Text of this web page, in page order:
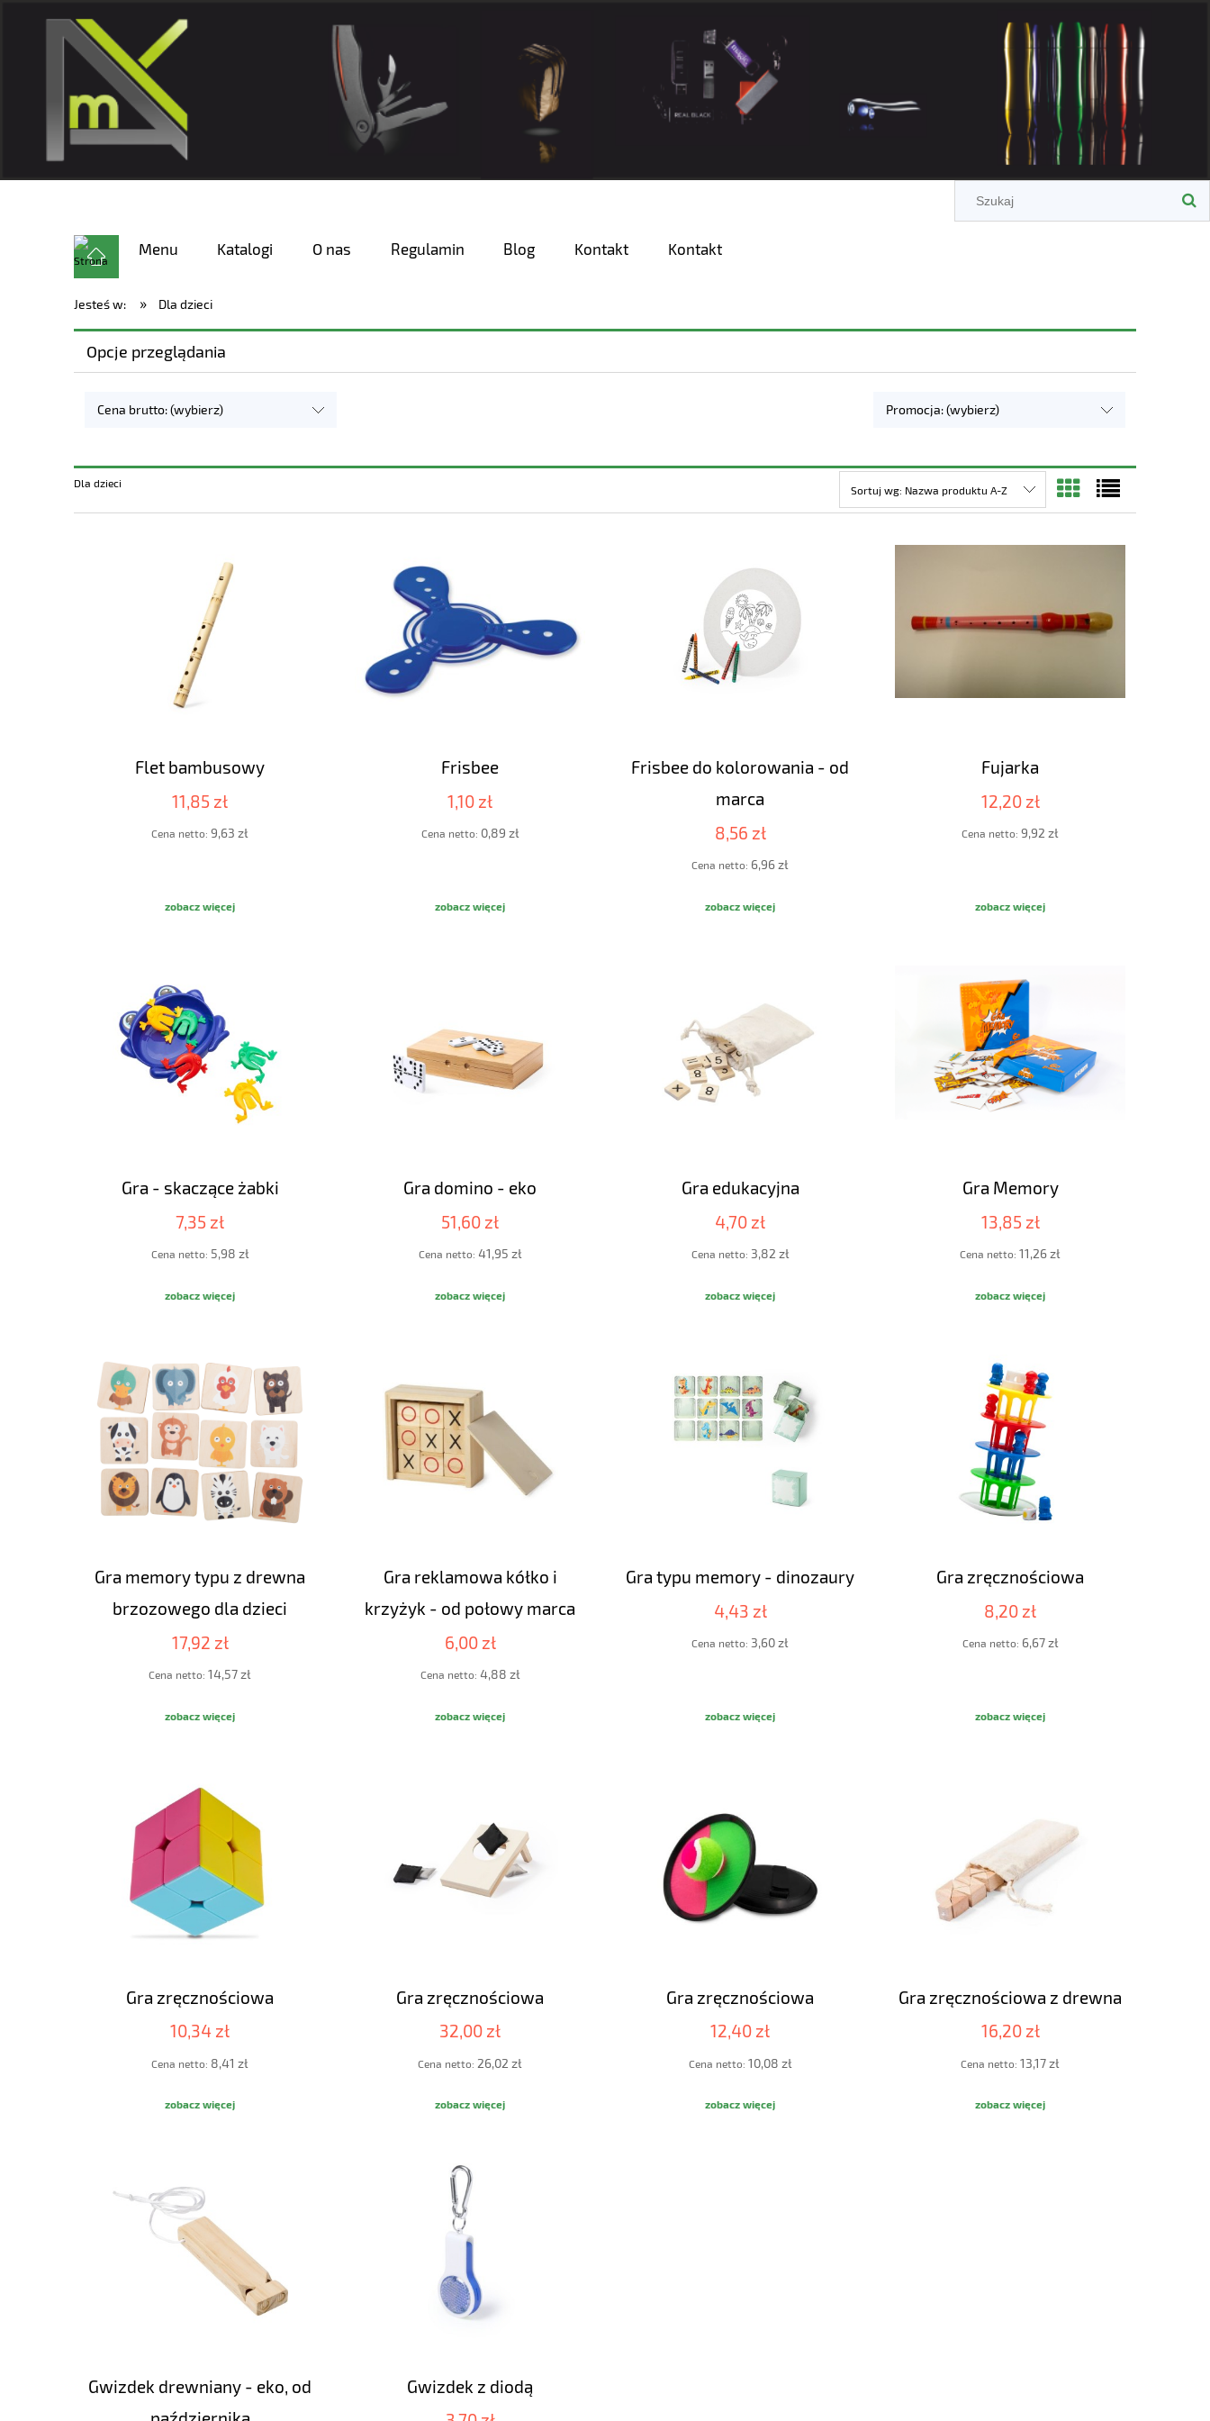
Menu Katalogi O nas Regulamin Blog Kontakt Kontakt
Jesteś w: » Dla dzieci
Opcje przeglądania
Cena brutto: (wybierz) Promocja: (wybierz)
Dla dzieci
Sortuj wg: Nazwa produktu A-Z
Flet bambusowy
11,85 zł
Cena netto: 9,63 zł
zobacz więcej
Frisbee
1,10 zł
Cena netto: 0,89 zł
zobacz więcej
Frisbee do kolorowania - od
marca
8,56 zł
Cena netto: 6,96 zł
zobacz więcej
Fujarka
12,20 zł
Cena netto: 9,92 zł
zobacz więcej
Gra - skaczące żabki
7,35 zł
Cena netto: 5,98 zł
zobacz więcej
Gra domino - eko
51,60 zł
Cena netto: 41,95 zł
zobacz więcej
Gra edukacyjna
4,70 zł
Cena netto: 3,82 zł
zobacz więcej
Gra Memory
13,85 zł
Cena netto: 11,26 zł
zobacz więcej
Gra memory typu z drewna
brzozowego dla dzieci
17,92 zł
Cena netto: 14,57 zł
zobacz więcej
Gra reklamowa kółko i
krzyżyk - od połowy marca
6,00 zł
Cena netto: 4,88 zł
zobacz więcej
Gra typu memory - dinozaury
4,43 zł
Cena netto: 3,60 zł
zobacz więcej
Gra zręcznościowa
8,20 zł
Cena netto: 6,67 zł
zobacz więcej
Gra zręcznościowa
10,34 zł
Cena netto: 8,41 zł
zobacz więcej
Gra zręcznościowa
32,00 zł
Cena netto: 26,02 zł
zobacz więcej
Gra zręcznościowa
12,40 zł
Cena netto: 10,08 zł
zobacz więcej
Gra zręcznościowa z drewna
16,20 zł
Cena netto: 13,17 zł
zobacz więcej
Gwizdek drewniany - eko, od
Gwizdek z diodą